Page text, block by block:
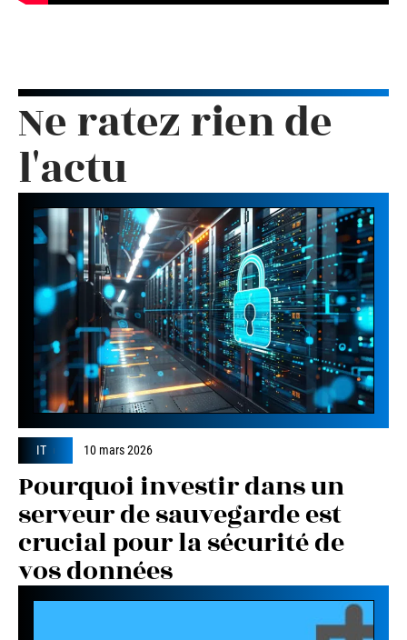
Ne ratez rien de
l'actu
IT 10 mars 2026
Pourquoi investir dans un
serveur de sauvegarde est
crucial pour la sécurité de
vos données